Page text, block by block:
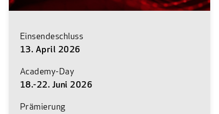
Einsendeschluss
13. April 2026
Academy-Day
18.-22. Juni 2026
Prämierung